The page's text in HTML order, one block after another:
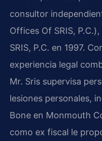
consultor
Offices Of SRIS,
SRIS, P.C. en 1997.
experiencia legal
Mr. Sris supervisa
lesiones personales,
Bone en Monmouth
como ex fiscal le